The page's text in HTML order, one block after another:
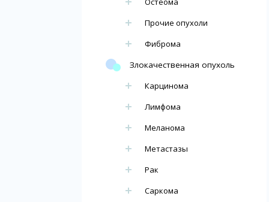
Прочие опухоли
Фиброма
Злокачественная опухоль
Карцинома
Лимфома
Меланома
Метастазы
Рак
Саркома